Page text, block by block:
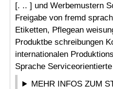
[. .. ] und Werbemustern
Freigabe von fremd
Etiketten, Pflegean
Produktbe schreibungen
internationalen
Sprache
MEHR INFOS ZUM